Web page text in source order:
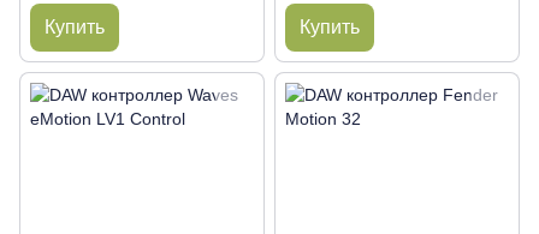
Купить Купить